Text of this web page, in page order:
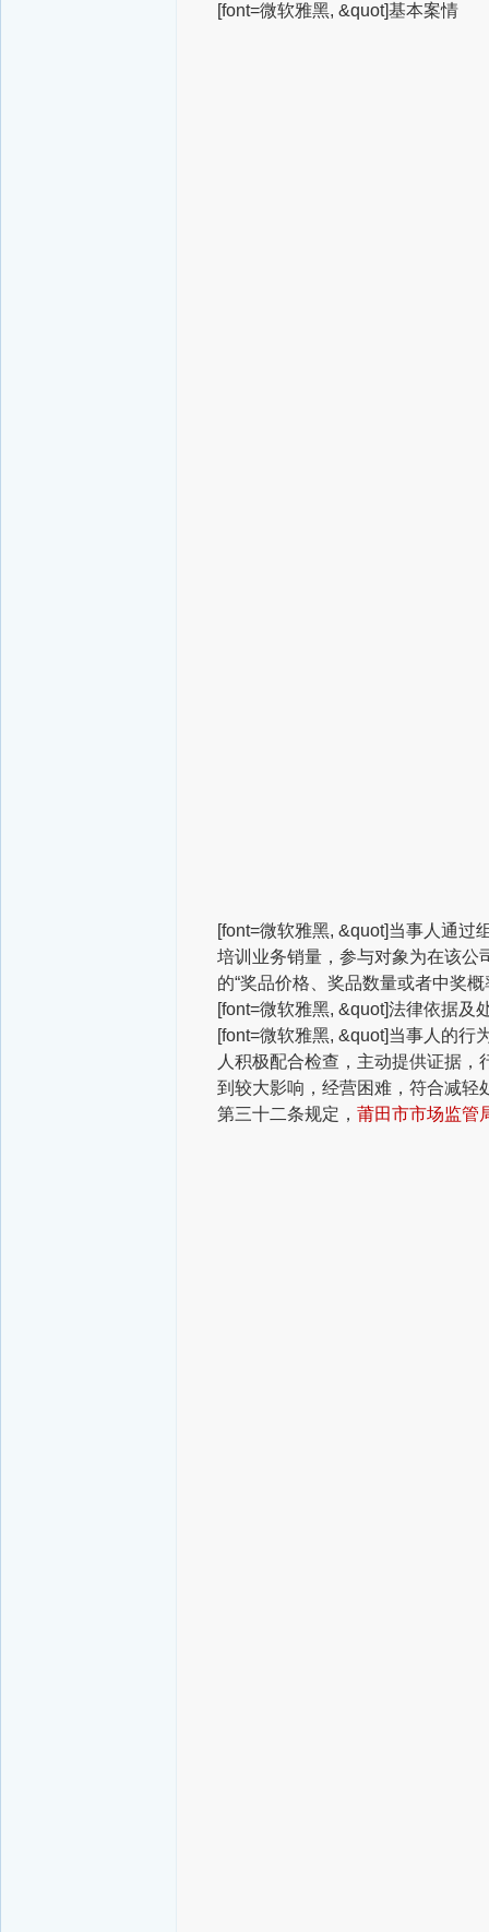
[font=微软雅黑, &quot]基本案情
[font=微软雅黑, &quot]当事人通过
培训业务销量，参与对象为在该公
的“奖品价格、奖品数量或者中奖
[font=微软雅黑, &quot]法律依据及
[font=微软雅黑, &quot]当事人的行
人积极配合检查，主动提供证据
到较大影响，经营困难，符合减轻
第三十二条规定， 莆田市市场监管